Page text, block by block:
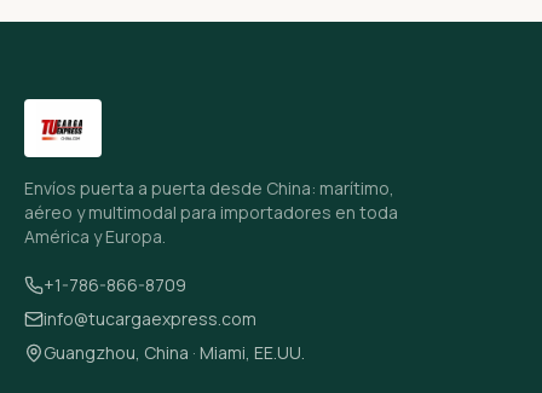
Envíos puerta a puerta desde China: marítimo,
aéreo y multimodal para importadores en toda
América y Europa.
+1-786-866-8709
info@tucargaexpress.com
Guangzhou, China · Miami, EE.UU.